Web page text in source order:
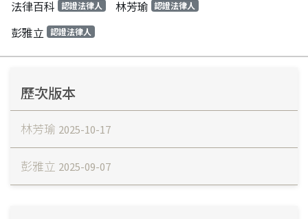
法律百科 認證法律人 林芳瑜 認證法律人
彭雅立 認證法律人
歷次版本
林芳瑜 2025-10-17
彭雅立 2025-09-07